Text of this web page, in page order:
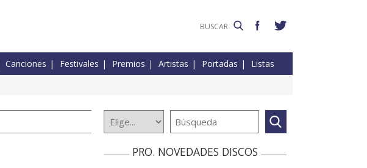
Canciones Festivales Premios Artistas Portadas Listas
PRO. NOVEDADES DISCOS